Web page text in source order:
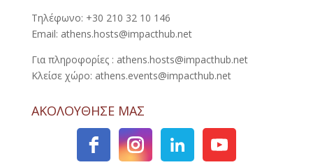
Τηλέφωνο: +30 210 32 10 146
Email: athens.hosts@impacthub.net
Για πληροφορίες : athens.hosts@impacthub.net
Κλείσε χώρο: athens.events@impacthub.net
ΑΚΟΛΟΥΘΗΣΕ ΜΑΣ